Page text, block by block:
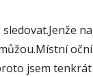
na
oční
jsem tenkrát